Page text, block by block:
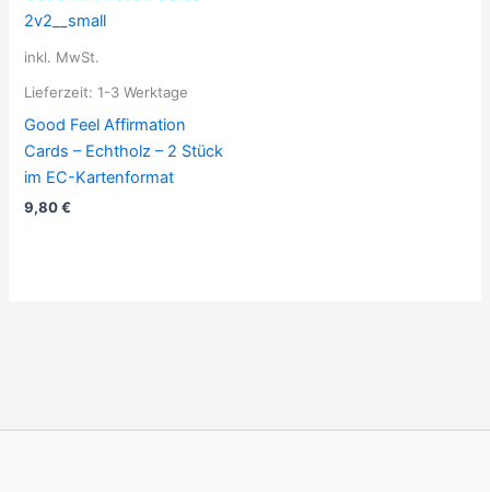
inkl. MwSt.
Lieferzeit:1-3 Werktage
Good Feel Affirmation
Cards – Echtholz – 2 Stück
im EC-Kartenformat
9,80€